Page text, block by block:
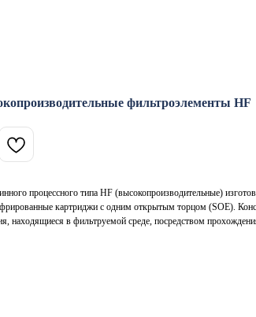
фильтроэлементы HF
процессного типа HF (высокопроизводительные)
картриджи с одним открытым торцом (SOE).
находящиеся в фильтруемой среде, посредством